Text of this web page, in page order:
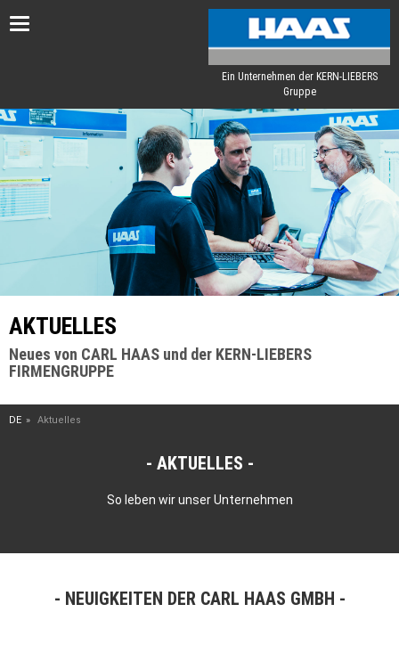
Toggle
Ein Unternehmen der KERN-LIEBERS
Gruppe
AKTUELLES
Neues von CARL HAAS und der KERN-LIEBERS
FIRMENGRUPPE
DE Aktuelles
AKTUELLES
So leben wir unser Unternehmen
NEUIGKEITEN DER CARL HAAS GMBH